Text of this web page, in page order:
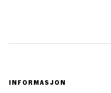
INFORMASJON